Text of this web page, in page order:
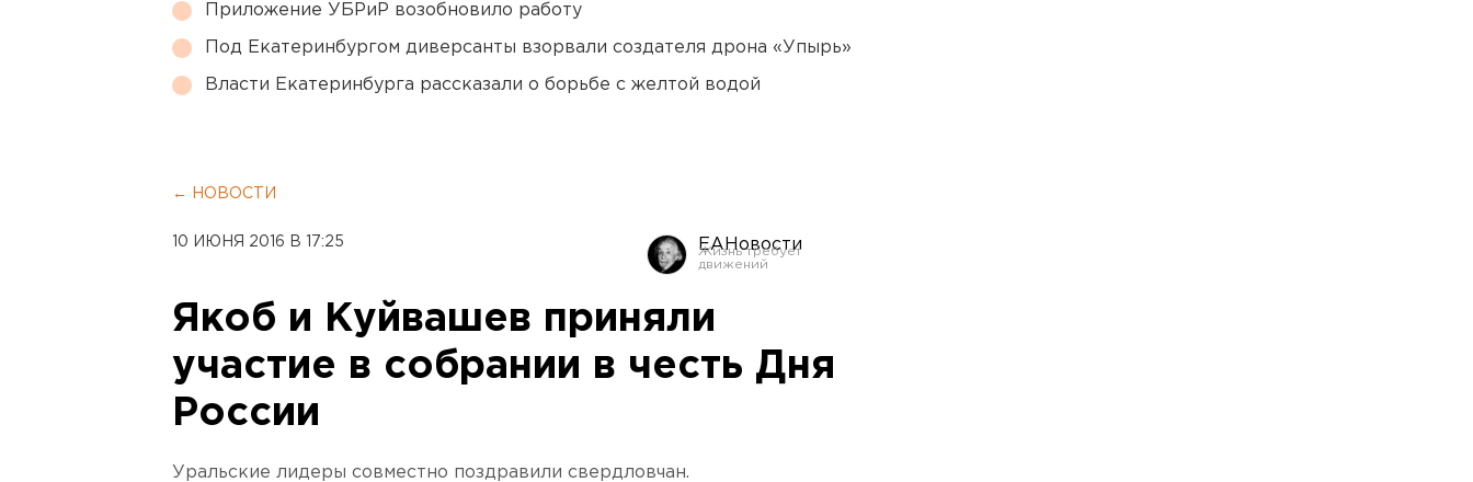
Приложение УБРиР возобновило работу
Под Екатеринбургом диверсанты взорвали создателя дрона «Упырь»
Власти Екатеринбурга рассказали о борьбе с желтой водой
← НОВОСТИ
10 ИЮНЯ 2016 В 17:25 ЕАНовости
Якоб и Куйвашев приняли
участие в собрании в честь Дня
России
Уральские лидеры совместно поздравили свердловчан.